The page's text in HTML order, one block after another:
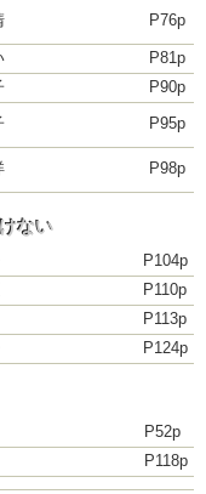
P76p
P81p
P90p
P95p
P98p
ない
P104p
P110p
P113p
P124p
P52p
P118p